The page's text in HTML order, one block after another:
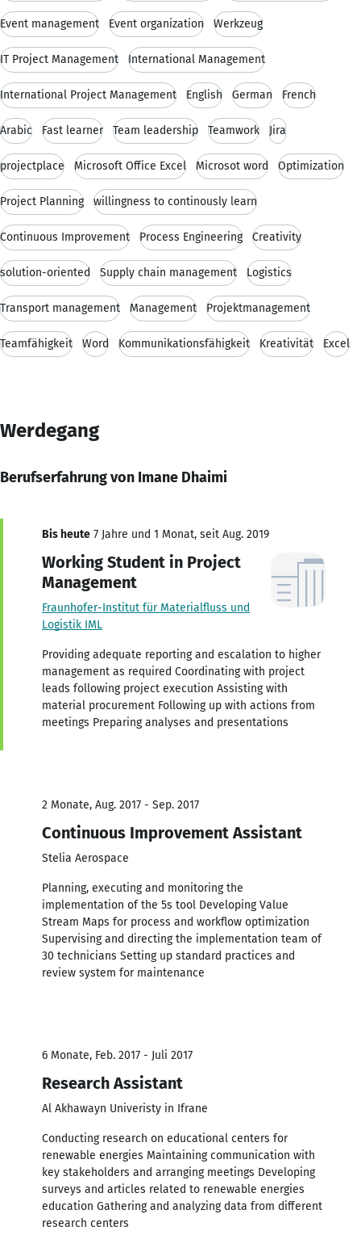
Event management Event organization Werkzeug
IT Project Management International Management
International Project Management English German French
Arabic Fast learner Team leadership Teamwork Jira
projectplace Microsoft Office Excel Microsot word Optimization
Project Planning willingness to continously learn
Continuous Improvement Process Engineering Creativity
solution-oriented Supply chain management Logistics
Transport management Management Projektmanagement
Teamfähigkeit Word Kommunikationsfähigkeit Kreativität Excel
Werdegang
Berufserfahrung von Imane Dhaimi
Bis heute 7 Jahre und 1 Monat, seit Aug. 2019
Working Student in Project
Management
Fraunhofer-Institut für Materialfluss und
Logistik IML
Providing adequate reporting and escalation to higher
management as required Coordinating with project
leads following project execution Assisting with
material procurement Following up with actions from
meetings Preparing analyses and presentations
2 Monate, Aug. 2017 - Sep. 2017
Continuous Improvement Assistant
Stelia Aerospace
Planning, executing and monitoring the
implementation of the 5s tool Developing Value
Stream Maps for process and workflow optimization
Supervising and directing the implementation team of
30 technicians Setting up standard practices and
review system for maintenance
6 Monate, Feb. 2017 - Juli 2017
Research Assistant
Al Akhawayn Univeristy in Ifrane
Conducting research on educational centers for
renewable energies Maintaining communication with
key stakeholders and arranging meetings Developing
surveys and articles related to renewable energies
education Gathering and analyzing data from different
research centers